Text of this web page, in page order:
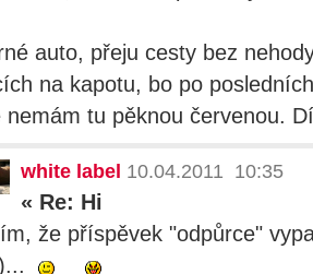
auto, přeju cesty bez
na kapotu, bo po
nemám tu pěknou červenou.
white label 10.04.2011 10:35
« Re: Hi
že příspěvek "odpůrce"